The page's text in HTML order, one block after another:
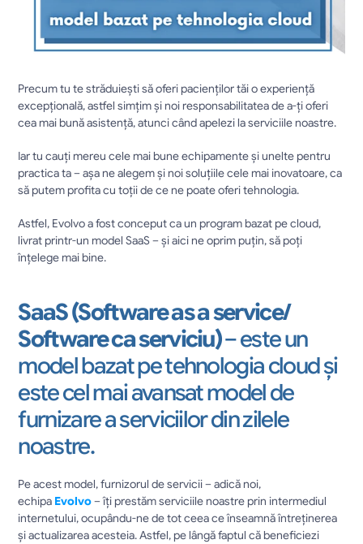
Precum tu te străduiești să oferi pacienților tăi o experiență
excepțională, astfel simțim și noi responsabilitatea de a-ți oferi
cea mai bună asistență, atunci când apelezi la serviciile noastre.
Iar tu cauți mereu cele mai bune echipamente și unelte pentru
practica ta – așa ne alegem și noi soluțiile cele mai inovatoare, ca
să putem profita cu toții de ce ne poate oferi tehnologia.
Astfel, Evolvo a fost conceput ca un program bazat pe cloud,
livrat printr-un model SaaS – și aici ne oprim puțin, să poți
înțelege mai bine.
SaaS (Software as a service/
Software ca serviciu) – este un
model bazat pe tehnologia cloud și
este cel mai avansat model de
furnizare a serviciilor din zilele
noastre.
Pe acest model, furnizorul de servicii – adică noi,
echipa Evolvo – îți prestăm serviciile noastre prin intermediul
internetului, ocupându-ne de tot ceea ce înseamnă întreținerea
și actualizarea acesteia. Astfel, pe lângă faptul că beneficiezi